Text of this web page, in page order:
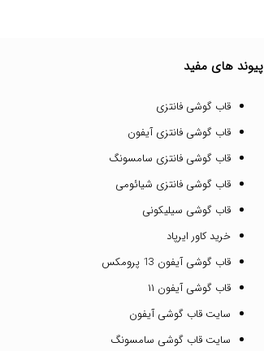
پیوند های مفید
قاب گوشی فانتزی
قاب گوشی فانتزی آیفون
قاب گوشی فانتزی سامسونگ
قاب گوشی فانتزی شیائومی
قاب گوشی سیلیکونی
خرید کاور ایرپاد
قاب گوشی آیفون 13 پرومکس
قاب گوشی آیفون ۱۱
سایت قاب گوشی آیفون
سایت قاب گوشی سامسونگ